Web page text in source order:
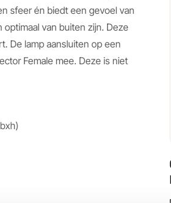
sfeer én biedt een gevoel van
van buiten zijn. Deze
De lamp aansluiten op een
Female mee. Deze is niet